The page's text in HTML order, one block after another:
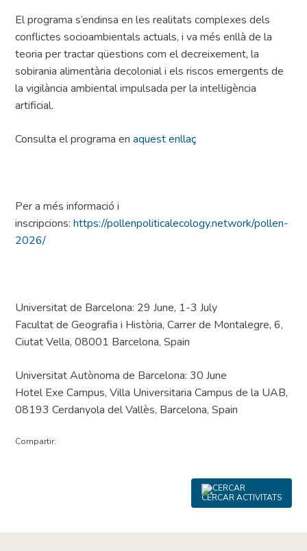
El programa s’endinsa en les realitats complexes dels
conflictes socioambientals actuals, i va més enllà de la
teoria per tractar qüestions com el decreixement, la
sobirania alimentària decolonial i els riscos emergents de
la vigilància ambiental impulsada per la intel·ligència
artificial.
Consulta el programa enaquest enllaç
Per a més informació i
inscripcions:https://pollenpoliticalecology.network/pollen-
2026/
Universitat de Barcelona: 29 June, 1-3 July
Facultat de Geografia i Història, Carrer de Montalegre, 6,
Ciutat Vella, 08001 Barcelona, Spain
Universitat Autònoma de Barcelona: 30 June
Hotel Exe Campus, Villa Universitaria Campus de la UAB,
08193 Cerdanyola del Vallès, Barcelona, Spain
Compartir:
CERCAR ACTIVITATS